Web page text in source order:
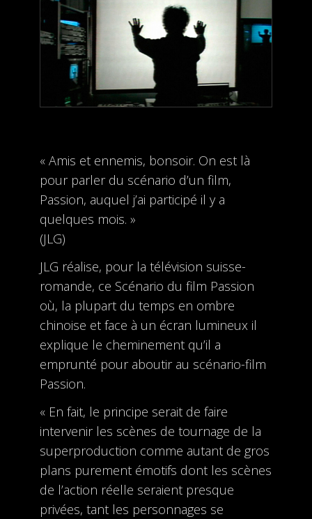
« Amis et ennemis, bonsoir. On est là
pour parler du scénario d’un film,
Passion, auquel j’ai participé il y a
quelques mois. »
(JLG)
JLG réalise, pour la télévision suisse-
romande, ce Scénario du film Passion
où, la plupart du temps en ombre
chinoise et face à un écran lumineux il
explique le cheminement qu’il a
emprunté pour aboutir au scénario-film
Passion.
« En fait, le principe serait de faire
intervenir les scènes de tournage de la
superproduction comme autant de gros
plans purement émotifs dont les scènes
de l’action réelle seraient presque
privées, tant les personnages se